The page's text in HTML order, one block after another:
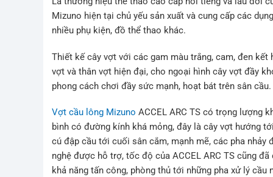
Mizuno hiện tại chủ yếu sản xuất và cung cấp các
nhiều phụ kiện, đồ thể thao khác.
Thiết kế cây vợt với các gam màu trắng, cam, đen
vợt và thân vợt hiện đại, cho ngoại hình cây vợt đầy
phong cách chơi đầy sức mạnh, hoạt bát trên sân cầu.
Vợt cầu lông Mizuno ACCEL ARC TS có trọng lượng
bình có đường kính khá mỏng, đây là cây vợt hướng
cú đập cầu tới cuối sân cắm, mạnh mẽ, các pha
nghệ được hỗ trợ, tốc độ của ACCEL ARC TS cũng
khả năng tấn công, phòng thủ tới những pha xử lý cầu